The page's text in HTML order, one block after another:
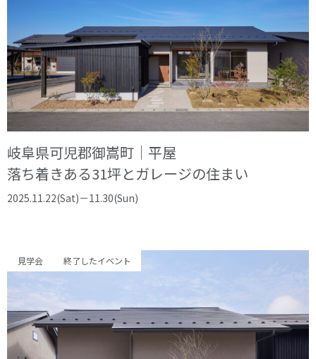
岐阜県可児郡御嵩町｜平屋
落ち着きある31坪とガレージの住まい
2025.11.22(Sat)－11.30(Sun)
見学会 終了したイベント